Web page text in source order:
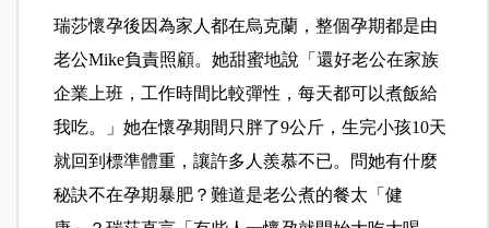
瑞莎懷孕後因為家人都在烏克蘭，整個孕期都是由
老公Mike負責照顧。她甜蜜地說「還好老公在家族
企業上班，工作時間比較彈性，每天都可以煮飯給
我吃。」她在懷孕期間只胖了9公斤，生完小孩10天
就回到標準體重，讓許多人羨慕不已。問她有什麼
秘訣不在孕期暴肥？難道是老公煮的餐太「健